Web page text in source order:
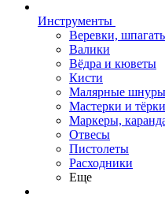
Инструменты
Веревки,
Валики
Вёдра и кюветы
Кисти
Малярные шнуры
Мастерки и тёрки
Маркеры,
Отвесы
Пистолеты
Расходники
Еще